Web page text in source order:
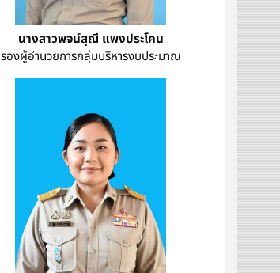
นางสาวพจน์สุณี แพงประโคน
รองผู้อำนวยการกลุ่มบริหารงบประมาณ